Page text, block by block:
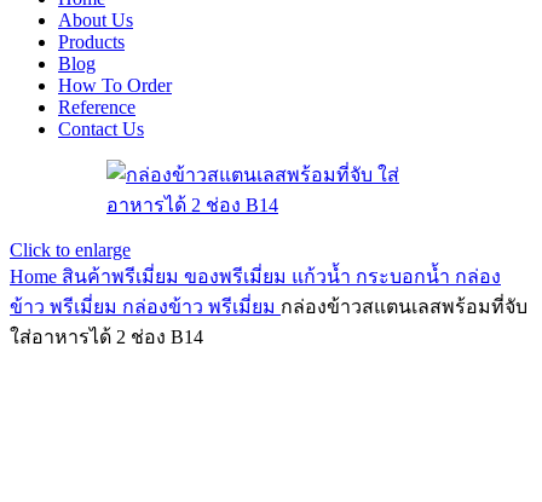
About Us
Products
Blog
How To Order
Reference
Contact Us
Click to enlarge
Home สินค้าพรีเมี่ยม ของพรีเมี่ยม แก้วน้ำ กระบอกน้ำ กล่อง
ข้าว พรีเมี่ยม กล่องข้าว พรีเมี่ยม กล่องข้าวสแตนเลสพร้อมที่จับ
ใส่อาหารได้ 2 ช่อง B14